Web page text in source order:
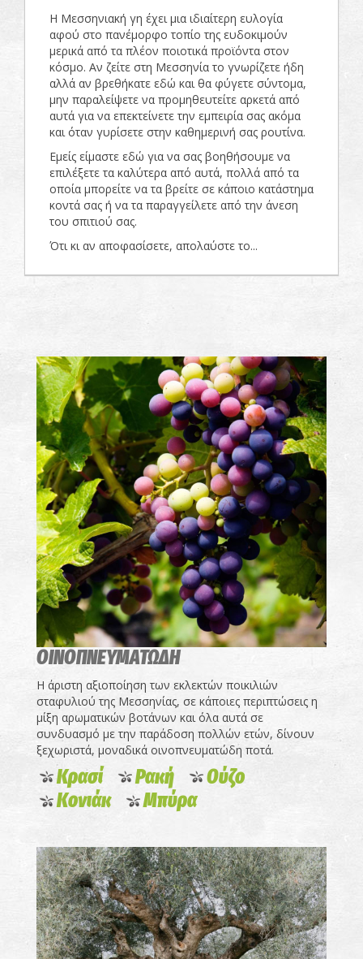
Η Μεσσηνιακή γη έχει μια ιδιαίτερη ευλογία
αφού στο πανέμορφο τοπίο της ευδοκιμούν
μερικά από τα πλέον ποιοτικά προϊόντα στον
κόσμο. Αν ζείτε στη Μεσσηνία το γνωρίζετε ήδη
αλλά αν βρεθήκατε εδώ και θα φύγετε σύντομα,
μην παραλείψετε να προμηθευτείτε αρκετά από
αυτά για να επεκτείνετε την εμπειρία σας ακόμα
και όταν γυρίσετε στην καθημερινή σας ρουτίνα.
Εμείς είμαστε εδώ για να σας βοηθήσουμε να
επιλέξετε τα καλύτερα από αυτά, πολλά από τα
οποία μπορείτε να τα βρείτε σε κάποιο κατάστημα
κοντά σας ή να τα παραγγείλετε από την άνεση
του σπιτιού σας.
Ότι κι αν αποφασίσετε, απολαύστε το...
ΟΙΝΟΠΝΕΥΜΑΤΩΔΗ
Η άριστη αξιοποίηση των εκλεκτών ποικιλιών
σταφυλιού της Μεσσηνίας, σε κάποιες περιπτώσεις η
μίξη αρωματικών βοτάνων και όλα αυτά σε
συνδυασμό με την παράδοση πολλών ετών, δίνουν
ξεχωριστά, μοναδικά οινοπνευματώδη ποτά.
Κρασί Ρακή
Ούζο
Κονιάκ
Μπύρα